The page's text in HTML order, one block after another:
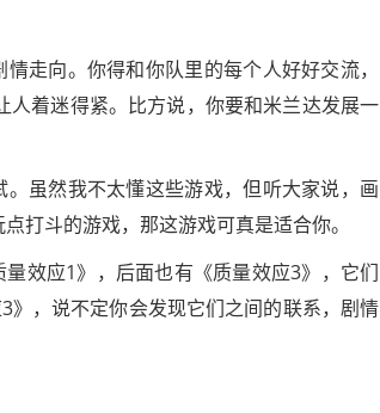
走向。你得和你队里的每个人好好交流，
着迷得紧。比方说，你要和米兰达发展一
虽然我不太懂这些游戏，但听大家说，画
打斗的游戏，那这游戏可真是适合你。
量效应1》，后面也有《质量效应3》，它们
》，说不定你会发现它们之间的联系，剧情